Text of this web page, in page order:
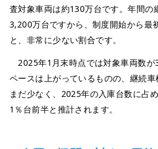
査対象車両は約130万台です。年間の
3,200万台ですから、制度開始から最
と、非常に少ない割合です。
2025年1月末時点では対象車両数が
ペースは上がっているものの、継続車
まだ少なく、2025年の入庫台数に占
1％台前半と推計されます。